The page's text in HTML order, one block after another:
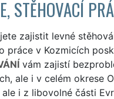
STĚHOVACÍ
zajistit levné
práce v Kozmicích
vám zajistí
ale i v celém okrese
ale i z libovolné části